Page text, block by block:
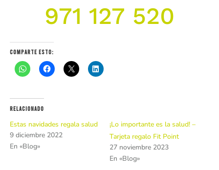
971 127 520
Comparte esto:
Relacionado
Estas navidades regala salud
9 diciembre 2022
En «Blog»
¡Lo importante es la salud! –
Tarjeta regalo Fit Point
27 noviembre 2023
En «Blog»